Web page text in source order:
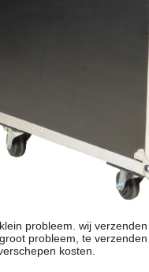
probleem. wij
probleem, te
kosten.